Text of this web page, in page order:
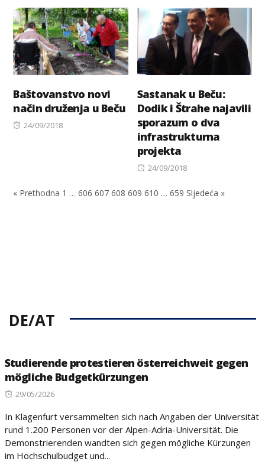
Baštovanstvo novi
način druženja u Beču
Posted
24/09/2018
Sastanak u Beču:
Dodik i Štrahe najavili
sporazum o dva
infrastrukturna
projekta
Posted
24/09/2018
« Prethodna 1 … 606 607 608 609 610 … 659 Sljedeća »
DE/AT
Studierende protestieren österreichweit gegen
mögliche Budgetkürzungen
Posted
29/05/2026
In Klagenfurt versammelten sich nach Angaben der Universität
rund 1.200 Personen vor der Alpen-Adria-Universität. Die
Demonstrierenden wandten sich gegen mögliche Kürzungen
im Hochschulbudget und...